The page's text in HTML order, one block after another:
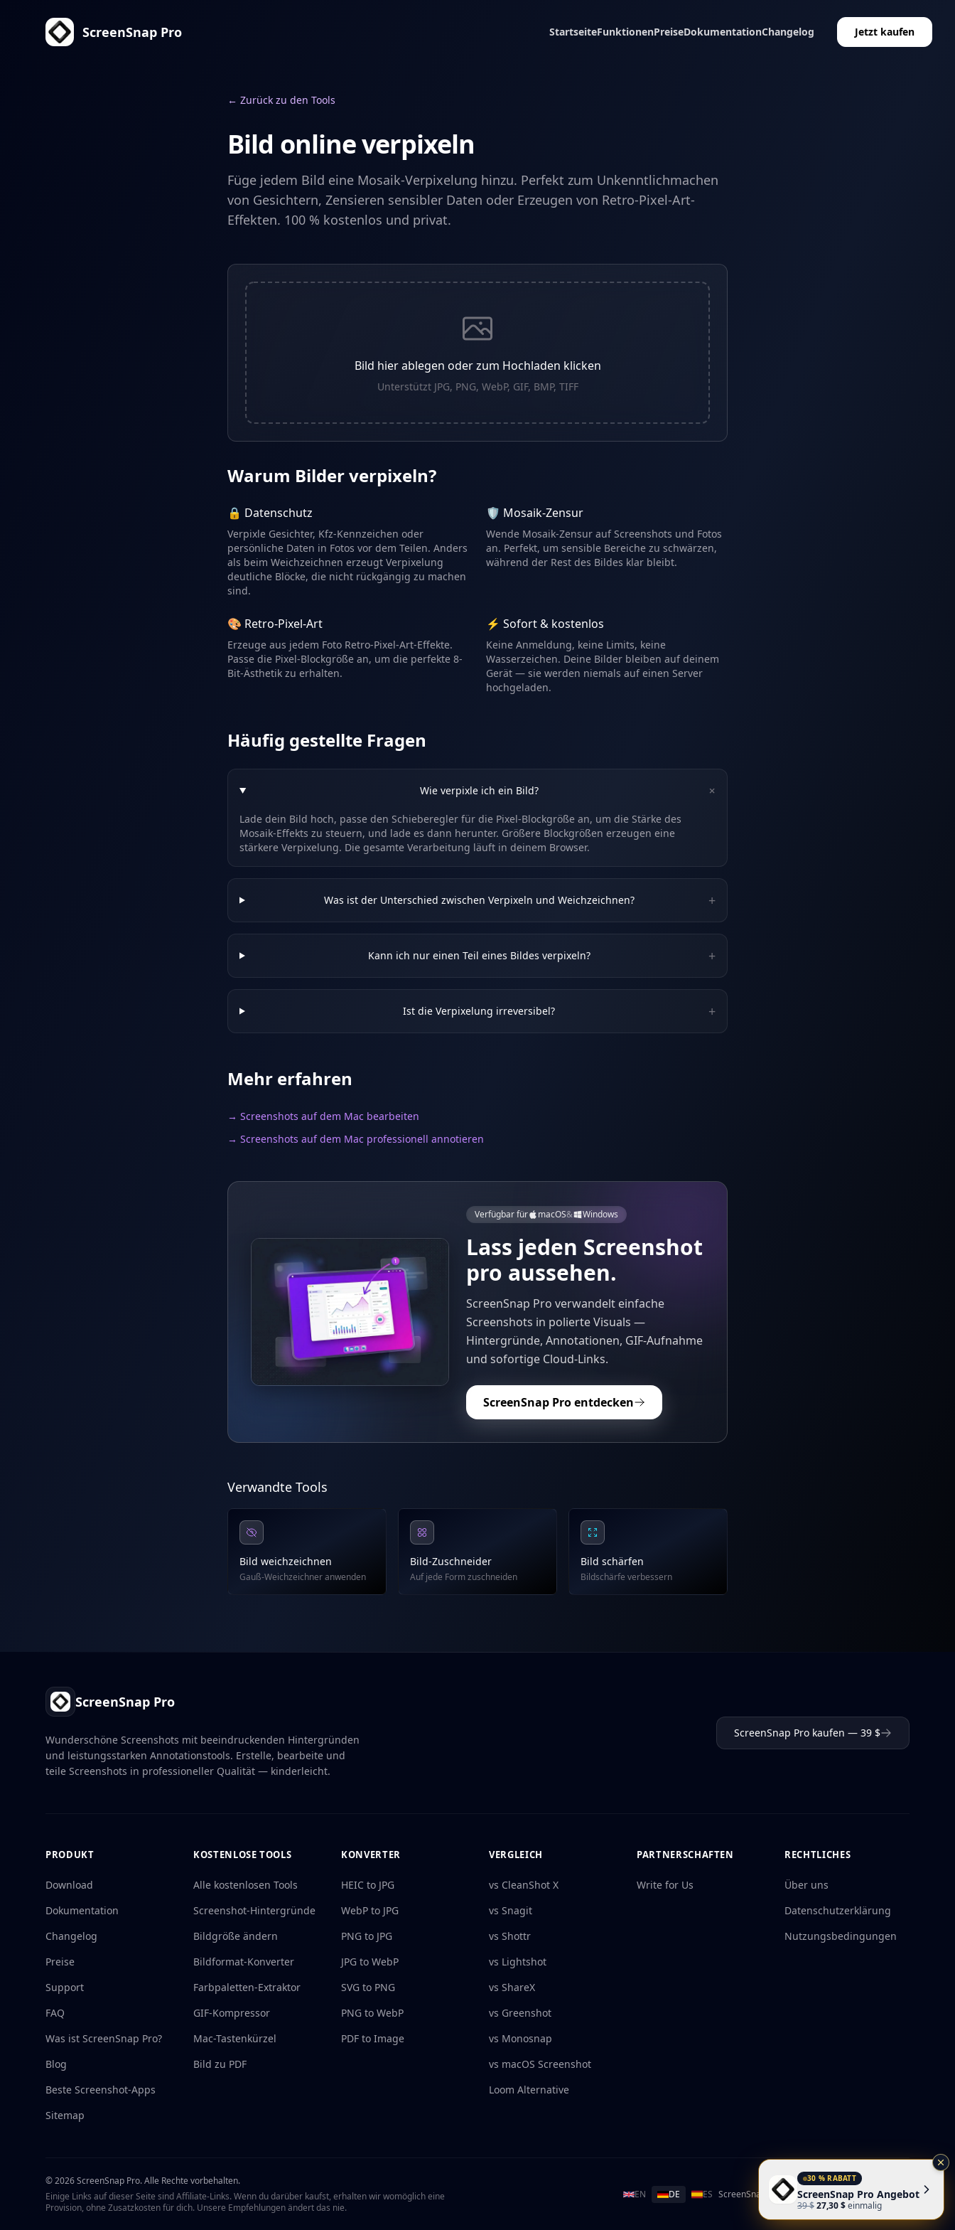
ScreenSnap Pro StartseiteFunktionenPreiseDokumentationChangelog Jetzt kaufen
← Zurück zu den Tools
Bild online verpixeln
Füge jedem Bild eine Mosaik-Verpixelung hinzu. Perfekt zum Unkenntlichmachen
von Gesichtern, Zensieren sensibler Daten oder Erzeugen von Retro-Pixel-Art-
Effekten. 100 % kostenlos und privat.
Bild hier ablegen oder zum Hochladen klicken
Unterstützt JPG, PNG, WebP, GIF, BMP, TIFF
Warum Bilder verpixeln?
🔒 Datenschutz
Verpixle Gesichter, Kfz-Kennzeichen oder
persönliche Daten in Fotos vor dem Teilen. Anders
als beim Weichzeichnen erzeugt Verpixelung
deutliche Blöcke, die nicht rückgängig zu machen
sind.
🛡️ Mosaik-Zensur
Wende Mosaik-Zensur auf Screenshots und Fotos
an. Perfekt, um sensible Bereiche zu schwärzen,
während der Rest des Bildes klar bleibt.
🎨 Retro-Pixel-Art
Erzeuge aus jedem Foto Retro-Pixel-Art-Effekte.
Passe die Pixel-Blockgröße an, um die perfekte 8-
Bit-Ästhetik zu erhalten.
⚡ Sofort & kostenlos
Keine Anmeldung, keine Limits, keine
Wasserzeichen. Deine Bilder bleiben auf deinem
Gerät — sie werden niemals auf einen Server
hochgeladen.
Häufig gestellte Fragen
Wie verpixle ich ein Bild? +
Lade dein Bild hoch, passe den Schieberegler für die Pixel-Blockgröße an, um die Stärke des
Mosaik-Effekts zu steuern, und lade es dann herunter. Größere Blockgrößen erzeugen eine
stärkere Verpixelung. Die gesamte Verarbeitung läuft in deinem Browser.
Was ist der Unterschied zwischen Verpixeln und Weichzeichnen? +
Kann ich nur einen Teil eines Bildes verpixeln? +
Ist die Verpixelung irreversibel? +
Mehr erfahren
→ Screenshots auf dem Mac bearbeiten
→ Screenshots auf dem Mac professionell annotieren
Verfügbar für macOS& Windows
Lass jeden Screenshot
pro aussehen.
ScreenSnap Pro verwandelt einfache
Screenshots in polierte Visuals —
Hintergründe, Annotationen, GIF-Aufnahme
und sofortige Cloud-Links.
ScreenSnap Pro entdecken
Verwandte Tools
Bild weichzeichnen
Gauß-Weichzeichner anwenden
Bild-Zuschneider
Auf jede Form zuschneiden
Bild schärfen
Bildschärfe verbessern
ScreenSnap Pro
Wunderschöne Screenshots mit beeindruckenden Hintergründen
und leistungsstarken Annotationstools. Erstelle, bearbeite und
teile Screenshots in professioneller Qualität — kinderleicht.
ScreenSnap Pro kaufen — 39 $
PRODUKT
Download
Dokumentation
Changelog
Preise
Support
FAQ
Was ist ScreenSnap Pro?
Blog
Beste Screenshot-Apps
Sitemap
KOSTENLOSE TOOLS
Alle kostenlosen Tools
Screenshot-Hintergründe
Bildgröße ändern
Bildformat-Konverter
Farbpaletten-Extraktor
GIF-Kompressor
Mac-Tastenkürzel
Bild zu PDF
KONVERTER
HEIC to JPG
WebP to JPG
PNG to JPG
JPG to WebP
SVG to PNG
PNG to WebP
PDF to Image
VERGLEICH
vs CleanShot X
vs Snagit
vs Shottr
vs Lightshot
vs ShareX
vs Greenshot
vs Monosnap
vs macOS Screenshot
Loom Alternative
PARTNERSCHAFTEN
Write for Us
RECHTLICHES
Über uns
Datenschutzerklärung
Nutzungsbedingungen
©2026ScreenSnap Pro.Alle Rechte vorbehalten.
Einige Links auf dieser Seite sind Affiliate-Links. Wenn du darüber kaufst, erhalten wir womöglich eine
Provision, ohne Zusatzkosten für dich. Unsere Empfehlungen ändert das nie.
EN DE ES ScreenSnap Pro holen für macOS & Windows
30 % RABATT
ScreenSnap Pro Angebot
39 $27,30 $einmalig